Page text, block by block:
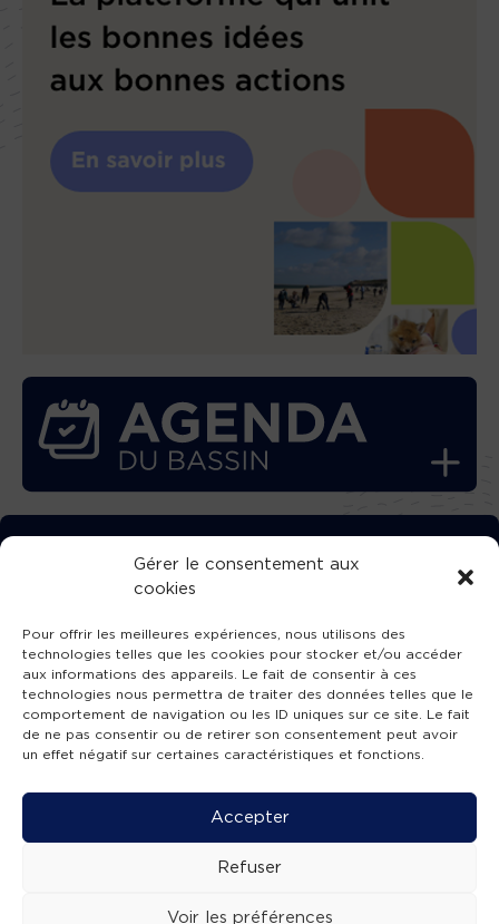
Gérer le consentement aux
cookies
Pour offrir les meilleures expériences, nous utilisons des
technologies telles que les cookies pour stocker et/ou accéder
aux informations des appareils. Le fait de consentir à ces
technologies nous permettra de traiter des données telles que le
comportement de navigation ou les ID uniques sur ce site. Le fait
de ne pas consentir ou de retirer son consentement peut avoir
un effet négatif sur certaines caractéristiques et fonctions.
Accepter
Refuser
Voir les préférences
TÉLÉCHARGEZ GRATUITEMENT
L’APPLICATION TVBA !
SUIVEZ-NOUS !
Mentions légales -Accessibilité